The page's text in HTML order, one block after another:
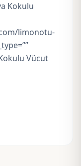
Kokulu
limonotu-
Vücut